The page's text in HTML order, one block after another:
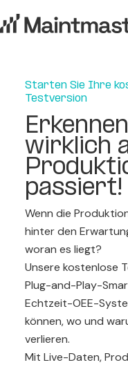
Starten Sie Ihre
Testversion
wirklich
passiert!
Wenn die
hinter den
woran es liegt?
Unsere kostenlose
Plug-and-Play-
Echtzeit-OEE-
können, wo und
verlieren.
Mit Live-Daten,